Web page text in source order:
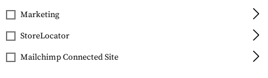
Marketing
StoreLocator
Mailchimp Connected Site